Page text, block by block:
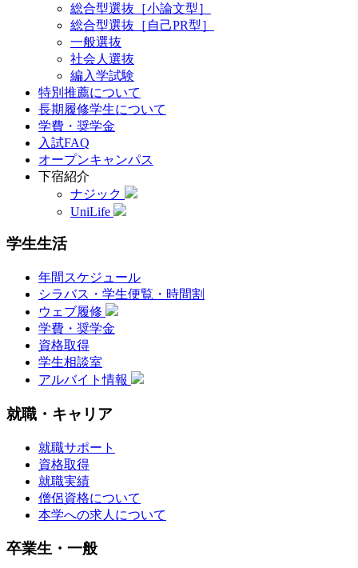
総合型選抜［小論文型］
総合型選抜［自己PR型］
一般選抜
社会人選抜
編入学試験
特別推薦について
長期履修学生について
学費・奨学金
入試FAQ
オープンキャンパス
下宿紹介
ナジック
UniLife
学生生活
年間スケジュール
シラバス・学生便覧・時間割
ウェブ履修
学費・奨学金
資格取得
学生相談室
アルバイト情報
就職・キャリア
就職サポート
資格取得
就職実績
僧侶資格について
本学への求人について
卒業生・一般